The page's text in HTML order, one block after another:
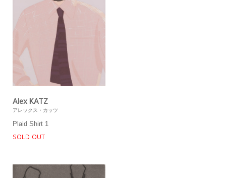
Alex KATZ
アレックス・カッツ
Plaid Shirt 1
SOLD OUT